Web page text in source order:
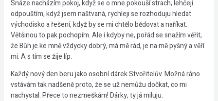
Snáze nacházím pokoj, když se o mne pokouší strach, lehčeji
odpouštím, když jsem naštvaná, rychleji se rozhoduju hledat
východisko a řešení, když by se mi chtělo bědovat a naříkat.
Většinou to pak pochopím. Ale i kdyby ne, pořád se snažím věřit,
že Bůh je ke mně vždycky dobrý, má mě rád, je na mě pyšný a věří
mi. A s tím se žije líp.
Každý nový den beru jako osobní dárek Stvořitelův. Možná ráno
vstávám tak nadšeně proto, že se už nemůžu dočkat, co mi
nachystal. Přece to nezmeškám! Dárky, ty já miluju.